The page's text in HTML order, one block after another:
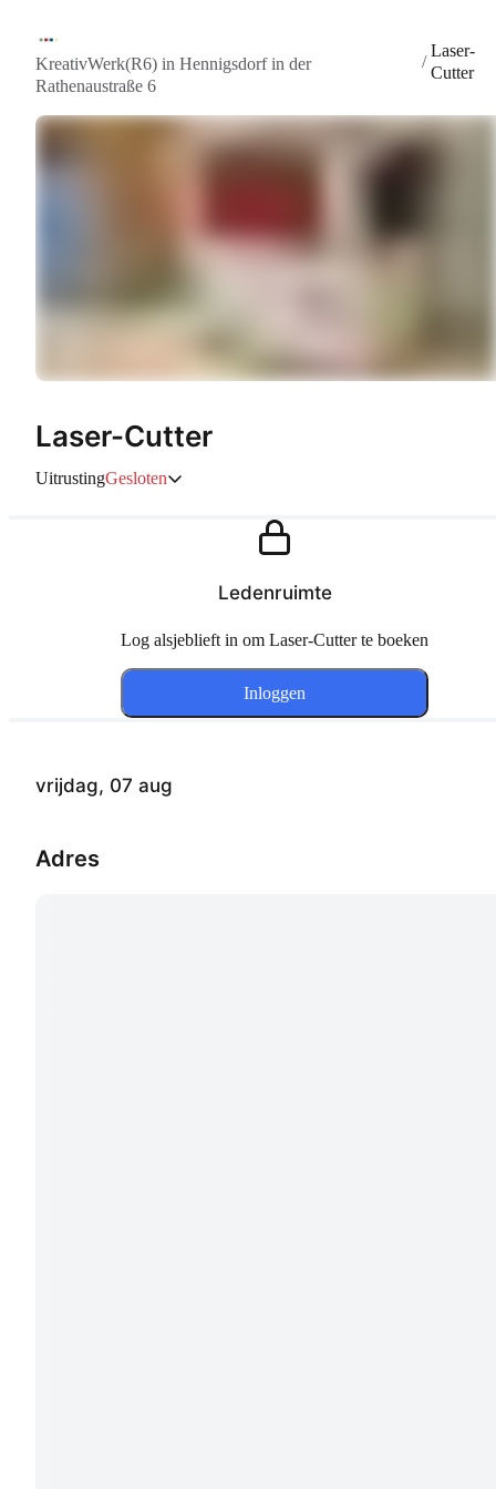
KreativWerk(R6) in Hennigsdorf in der
Rathenaustraße 6
/
Laser-
Cutter
Laser-Cutter
UitrustingGesloten
vrijdag, 07 aug
Adres
Ledenruimte
Log alsjeblieft in om Laser-Cutter te boeken
Inloggen